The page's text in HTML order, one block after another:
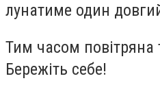
лунатиме один
Тим часом повітряна
Бережіть себе!